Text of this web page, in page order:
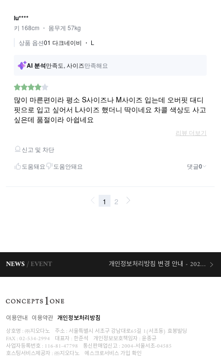
NEWS EVENT 개인정보처리방침 변경 안내 - 2026/07/30 시행
이용안내 이용약관 개인정보처리방침
상호명 : ㈜지오다노 주소 : 서울특별시 서초구 강남대로65길 1(서초동) 효봉빌딩
FAX : 02-534-2994 대표자 : 한준석 개인정보보호책임자 : 윤종규
사업자등록번호 : 116-81-47798 통신판매업신고 : 2004-서울서초-04585
호스팅서비스제공자 : ㈜지오다노 에스크로서비스 가입 확인